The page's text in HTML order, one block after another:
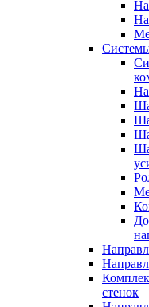
стенок